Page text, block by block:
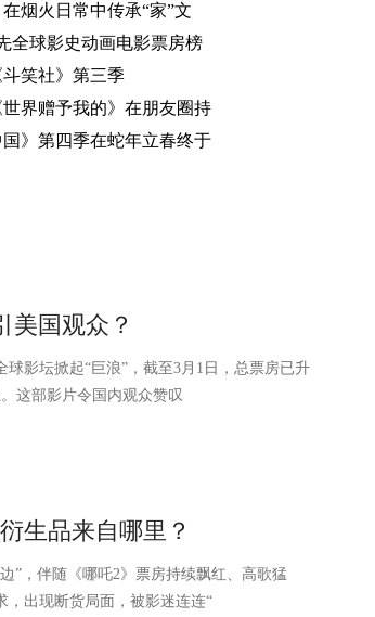
在烟火日常中传承“家”文
全球影史动画电影票房榜
笑社》第三季
界赠予我的》在朋友圈持
国》第四季在蛇年立春终于
美国观众？
影坛掀起“巨浪”，截至3月1日，总票房已升
这部影片令国内观众赞叹
生品来自哪里？
，伴随《哪吒2》票房持续飘红、高歌猛
，出现断货局面，被影迷连连“